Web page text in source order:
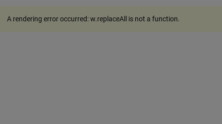
A rendering error occurred:w.replaceAll is not a function.